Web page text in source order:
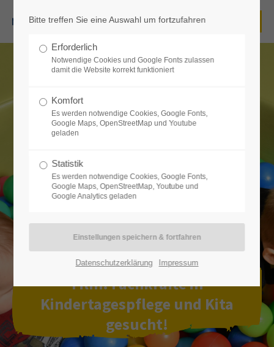
Benutzername
Passwort
Anmelden
Register|Lost your password?
Support
Film: Fachkräfte in
Kindertagespflege und Kita
gesucht!
Bitte treffen Sie eine Auswahl um fortzufahren
Erforderlich
Notwendige Cookies und Google Fonts zulassen
damit die Website korrekt funktioniert
Komfort
Es werden notwendige Cookies, Google Fonts,
Google Maps, OpenStreetMap und Youtube
geladen
Statistik
Es werden notwendige Cookies, Google Fonts,
Google Maps, OpenStreetMap, Youtube und
Google Analytics geladen
Datenschutzerklärung Impressum